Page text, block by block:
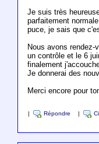
Je suis très
parfaitement
puce, je sais que
Nous avons rendez-
un contrôle et le 6
finalement
Je donnerai des
Merci encore pour
Répondre